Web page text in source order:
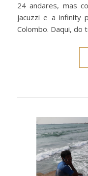
24 andares, mas
jacuzzi e a infinity
Colombo. Daqui,